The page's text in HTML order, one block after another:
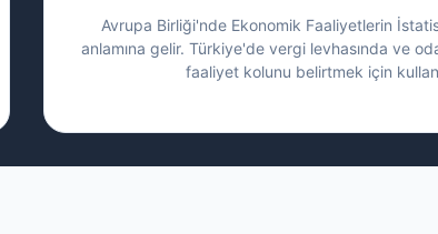
Avrupa Birliği'nde Ekonomik Faaliyetlerin
anlamına gelir. Türkiye'de vergi levhasında ve
faaliyet kolunu belirtmek için